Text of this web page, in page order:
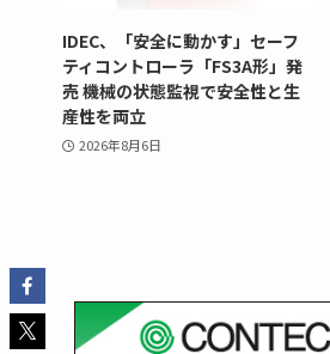
IDEC、「安全に動かす」セーフ
ティコントローラ「FS3A形」発
売 機械の状態監視で安全性と生
産性を両立
2026年8月6日